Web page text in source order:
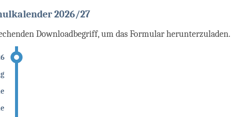
2026/27
Downloadbegriff, um das Formular herunterzuladen.